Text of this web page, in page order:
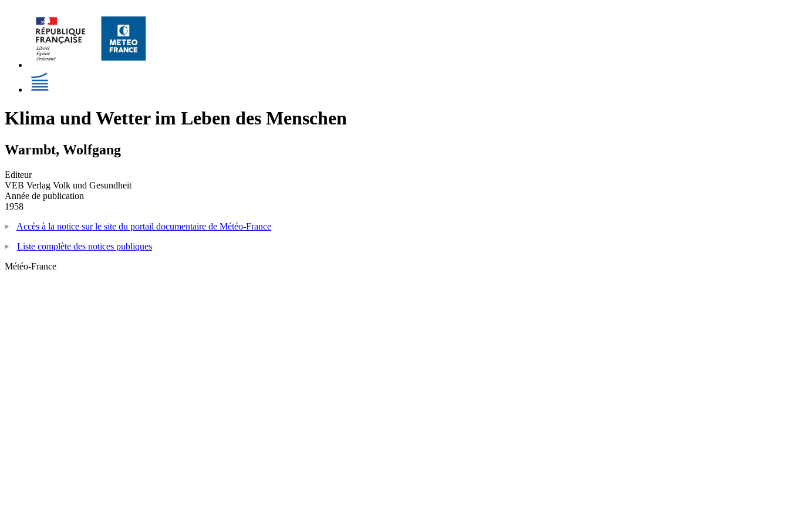
Klima und Wetter im Leben des Menschen
Warmbt, Wolfgang
Editeur
VEB Verlag Volk und Gesundheit
Année de publication
1958
Accès à la notice sur le site du portail documentaire de Météo-France
Liste complète des notices publiques
Météo-France